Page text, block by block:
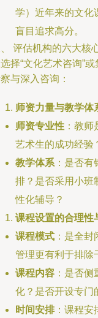
学）近年来的文化
盲目追求高分。
评估机构的六大核
择“文化艺术咨询”
与深入咨询：
师资力量与教学体
师资专业性 ：教
艺术生的成功经验
教学体系 ：是否
排？是否采用小班
性化辅导？
课程设置的合理性
课程模式 ：是全
管理更有利于排除
课程内容 ：是否
化？是否开设专门
时间安排：课程安